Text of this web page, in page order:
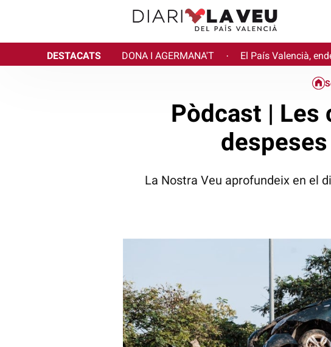
DESTACATS DONA I AGERMANA'T · El País Valencià,
Pòdcast | Les
La Nostra Veu aprofundeix en el